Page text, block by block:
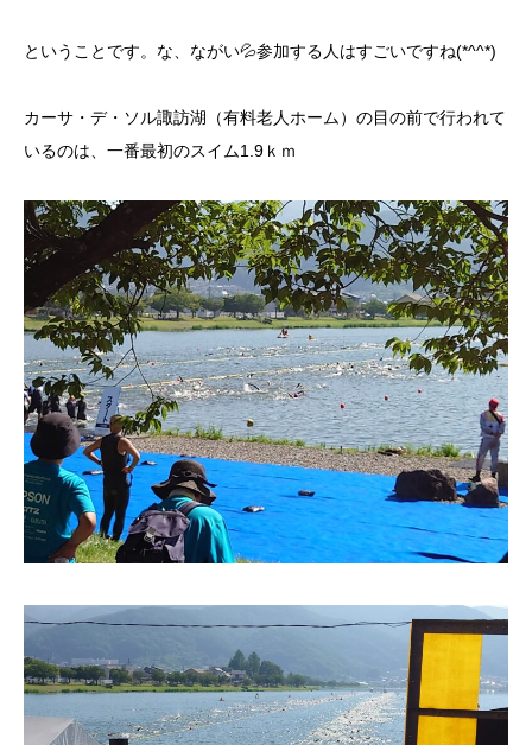
ということです。な、ながい💦参加する人はすごいですね(*^^*)
カーサ・デ・ソル諏訪湖（有料老人ホーム）の目の前で行われて
いるのは、一番最初のスイム1.9ｋｍ